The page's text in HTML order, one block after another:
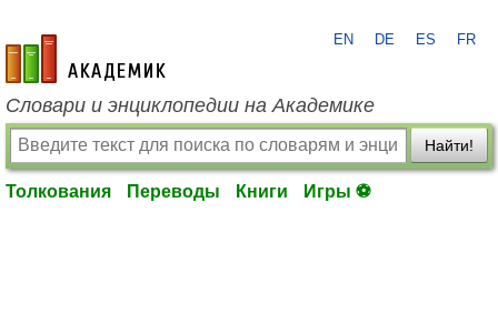
academic.ru
EN DE ES FR
Словари и энциклопедии на Академике
Найти!
Толкования Переводы Книги Игры ⚽